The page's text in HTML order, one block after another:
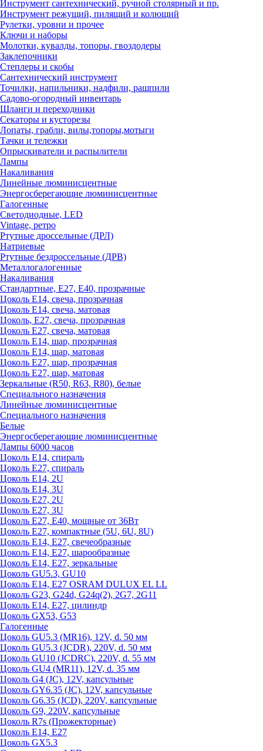
Инструмент сантехнический, ручной столярный и пр.
Инструмент режущий, пилящий и колющий
Рулетки, уровни и прочее
Ключи и наборы
Молотки, кувалды, топоры, гвоздодеры
Заклепочники
Степлеры и скобы
Сантехнический инструмент
Точилки, напильники, надфили, рашпили
Садово-огородный инвентарь
Шланги и переходники
Секаторы и кусторезы
Лопаты, грабли, вилы,топоры,мотыги
Тачки и тележки
Опрыскиватели и распылители
Лампы
Накаливания
Линейные люминисцентные
Энергосберегающие люминисцентные
Галогенные
Светодиодные, LED
Vintage, ретро
Ртутные дроссельные (ДРЛ)
Натриевые
Ртутные бездроссельные (ДРВ)
Металлогалогенные
Накаливания
Стандартные, Е27, Е40, прозрачные
Цоколь Е14, свеча, прозрачная
Цоколь Е14, свеча, матовая
Цоколь, Е27, свеча, прозрачная
Цоколь Е27, свеча, матовая
Цоколь Е14, шар, прозрачная
Цоколь Е14, шар, матовая
Цоколь Е27, шар, прозрачная
Цоколь Е27, шар, матовая
Зеркальные (R50, R63, R80), белые
Специального назначения
Линейные люминисцентные
Специального назначения
Белые
Энергосберегающие люминисцентные
Лампы 6000 часов
Цоколь Е14, спираль
Цоколь Е27, спираль
Цоколь Е14, 2U
Цоколь Е14, 3U
Цоколь Е27, 2U
Цоколь Е27, 3U
Цоколь Е27, Е40, мощные от 36Вт
Цоколь Е27, компактные (5U, 6U, 8U)
Цоколь Е14, Е27, свечеобразные
Цоколь Е14, Е27, шарообразные
Цоколь Е14, Е27, зеркальные
Цоколь GU5.3, GU10
Цоколь Е14, Е27 OSRAM DULUX EL LL
Цоколь G23, G24d, G24q(2), 2G7, 2G11
Цоколь Е14, Е27, цилиндр
Цоколь GX53, G53
Галогенные
Цоколь GU5.3 (MR16), 12V, d. 50 мм
Цоколь GU5.3 (JCDR), 220V, d. 50 мм
Цоколь GU10 (JCDRC), 220V, d. 55 мм
Цоколь GU4 (MR11), 12V, d. 35 мм
Цоколь G4 (JC), 12V, капсульные
Цоколь GY6.35 (JC), 12V, капсульные
Цоколь G6.35 (JCD), 220V, капсульные
Цоколь G9, 220V, капсульные
Цоколь R7s (Прожекторные)
Цоколь E14, E27
Цоколь GX5.3